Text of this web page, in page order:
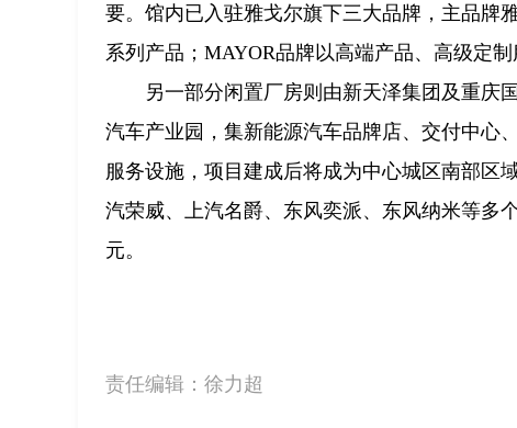
要。馆内已入驻雅戈尔旗下三大品牌，主品牌
系列产品；MAYOR品牌以高端产品、高级定
另一部分闲置厂房则由新天泽集团及重庆
汽车产业园，集新能源汽车品牌店、交付中心
服务设施，项目建成后将成为中心城区南部区
汽荣威、上汽名爵、东风奕派、东风纳米等多
元。
责任编辑： 徐力超